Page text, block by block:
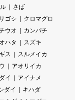
さば
ゴシ
クロマグロ
ウオ
カンパチ
ハタ
スズキ
ス
スルメイカ
アオリイカ
イ
アイナメ
ダイ
キハダ